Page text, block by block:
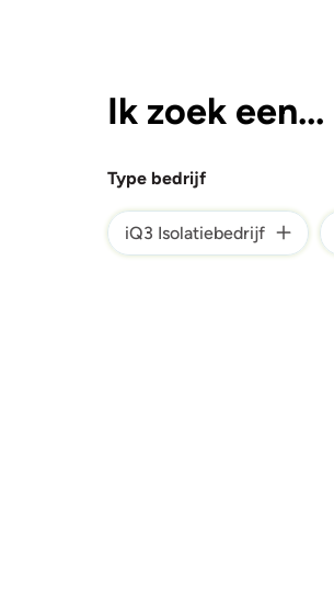
Ik zoek een...
Type bedrijf
iQ3 Isolatiebedrijf